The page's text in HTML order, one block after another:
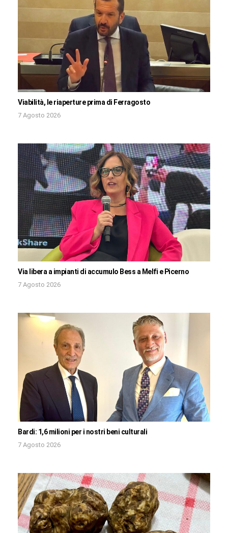
Viabilità, le riaperture prima di Ferragosto
7 Agosto 2026
Via libera a impianti di accumulo Bess a Melfi e Picerno
7 Agosto 2026
Bardi: 1,6 milioni per i nostri beni culturali
7 Agosto 2026